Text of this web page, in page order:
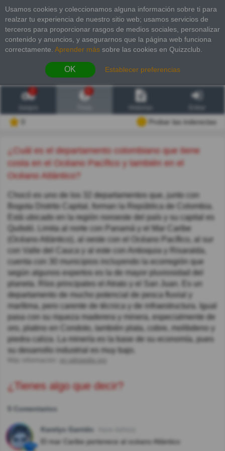
Usamos cookies y coleccionamos alguna información sobre ti para
realzar tu experiencia de nuestro sitio web; usamos servicios de
terceros para proporcionar rasgos de medios sociales, personalizar
contenido y anuncios, y asegurarnos que la página web funciona
correctamente. Aprender más sobre las cookies en Quizzclub.
OK Establecer preferencias
2
Probar las inderectas
¿Cuál es el departamento colombiano que tiene
costa en el Océano Pacífico y también en el
Océano Atlántico?
Chocó es uno de los 32 departamentos que, junto con
Bogota Distrito Capital, forman la República de Colombia.
Está ubicado en la región noroeste del país y su capital es
Quibdó. Limita al norte con Panamá y el Mar Caribe
(Océano Atlántico), al oeste con el Océano Pacífico, al sur
con Valle del Cauca y al este con Antioquia y Risaralda,
cuenta con 30 municipios incluyendo la ecorregión que
según algunos expertos es la de mayor pluviosidad del
planeta. Ríos principales el Atrato y el San Juan. Es un
departamento de mucho potencial de pesca fluvial y
marítima, pero carente de técnica y de infraestructura. Igual
pasa con su riqueza maderera y minera, especialmente de
oro, platino en Condoto, también plata, cobre, molibdeno y
piedra caliza. La minería es la base de su economía, pues
su desarrollo industrial es muy bajo.
en.wikipedia.org
¿Tienes algo que decir?
5 Comentarios
Karelys Garrido
El mar Caribe pertenece al océano Atlántico